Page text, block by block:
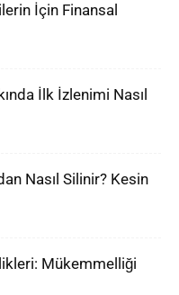
İçin Finansal
İlk İzlenimi Nasıl
Nasıl Silinir? Kesin
Mükemmelliği